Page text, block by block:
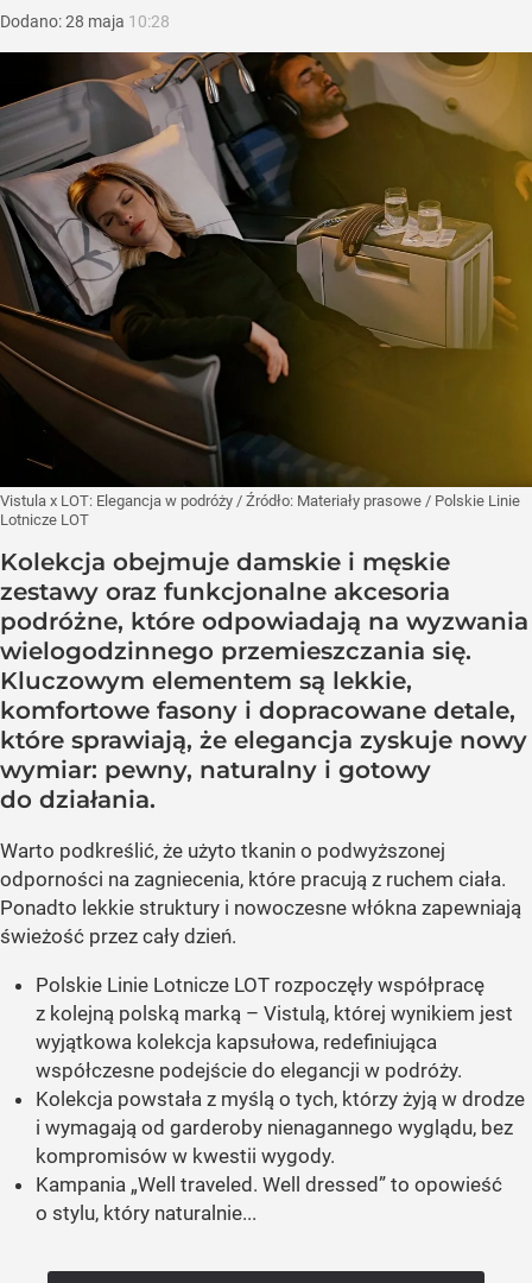
Dodano:28 maja 10:28
Vistula x LOT: Elegancja w podróży / Źródło: Materiały prasowe / Polskie Linie
Lotnicze LOT
Kolekcja obejmuje damskie i męskie
zestawy oraz funkcjonalne akcesoria
podróżne, które odpowiadają na wyzwania
wielogodzinnego przemieszczania się.
Kluczowym elementem są lekkie,
komfortowe fasony i dopracowane detale,
które sprawiają, że elegancja zyskuje nowy
wymiar: pewny, naturalny i gotowy
do działania.
Warto podkreślić, że użyto tkanin o podwyższonej
odporności na zagniecenia, które pracują z ruchem ciała.
Ponadto lekkie struktury i nowoczesne włókna zapewniają
świeżość przez cały dzień.
Polskie Linie Lotnicze LOT rozpoczęły współpracę
z kolejną polską marką – Vistulą, której wynikiem jest
wyjątkowa kolekcja kapsułowa, redefiniująca
współczesne podejście do elegancji w podróży.
Kolekcja powstała z myślą o tych, którzy żyją w drodze
i wymagają od garderoby nienagannego wyglądu, bez
kompromisów w kwestii wygody.
Kampania „Well traveled. Well dressed” to opowieść
o stylu, który naturalnie...